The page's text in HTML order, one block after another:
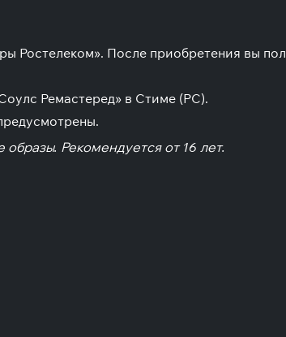
Ростелеком». После приобретения вы
Ремастеред» в Стиме (PC).
Рекомендуется от 16 лет.